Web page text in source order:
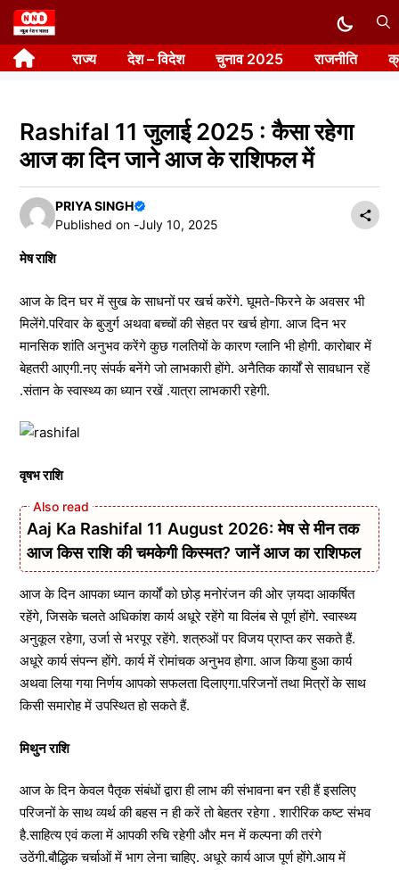
Skip
to
content राज्य देश – विदेश चुनाव 2025 राजनीति
Rashifal 11 जुलाई 2025 : कैसा रहेगा
आज का दिन जाने आज के राशिफल में
PRIYA SINGH
Published on -July 10, 2025
मेष राशि
आज के दिन घर में सुख के साधनों पर खर्च करेंगे. घूमते-फिरने के अवसर भी
मिलेंगे.परिवार के बुजुर्ग अथवा बच्चों की सेहत पर खर्च होगा. आज दिन भर
मानसिक शांति अनुभव करेंगे कुछ गलतियों के कारण ग्लानि भी होगी. कारोबार में
बेहतरी आएगी.नए संपर्क बनेंगे जो लाभकारी होंगे. अनैतिक कार्यों से सावधान रहें
.संतान के स्वास्थ्य का ध्यान रखें .यात्रा लाभकारी रहेगी.
वृषभ राशि
Aaj Ka Rashifal 11 August 2026: मेष से मीन तक
आज किस राशि की चमकेगी किस्मत? जानें आज का राशिफल
आज के दिन आपका ध्यान कार्यों को छोड़ मनोरंजन की ओर ज़यदा आकर्षित
रहेंगे, जिसके चलते अधिकांश कार्य अधूरे रहेंगे या विलंब से पूर्ण होंगे. स्वास्थ्य
अनुकूल रहेगा, उर्जा से भरपूर रहेंगे. शत्रुओं पर विजय प्राप्त कर सकते हैं.
अधूरे कार्य संपन्न होंगे. कार्य में रोमांचक अनुभव होगा. आज किया हुआ कार्य
अथवा लिया गया निर्णय आपको सफलता दिलाएगा.परिजनों तथा मित्रों के साथ
किसी समारोह में उपस्थित हो सकते हैं.
मिथुन राशि
आज के दिन केवल पैतृक संबंधों द्वारा ही लाभ की संभावना बन रही हैं इसलिए
परिजनों के साथ व्यर्थ की बहस न ही करें तो बेहतर रहेगा . शारीरिक कष्ट संभव
है.साहित्य एवं कला में आपकी रुचि रहेगी और मन में कल्पना की तरंगे
उठेंगी.बौद्धिक चर्चाओं में भाग लेना चाहिए. अधूरे कार्य आज पूर्ण होंगे.आय में